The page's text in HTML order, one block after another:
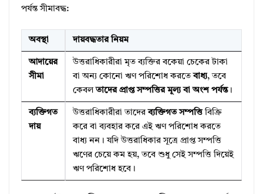
পর্যন্ত সীমাবদ্ধ:
অবস্থা দায়বদ্ধতার নিয়ম
আদায়ের
সীমা
উত্তরাধিকারীরা মৃত ব্যক্তির বকেয়া চেকের টাকা
বা অন্য কোনো ঋণ পরিশোধ করতেবাধ্য, তবে
কেবলতাদের প্রাপ্ত সম্পত্তির মূল্য বা অংশ পর্যন্ত।
ব্যক্তিগত
দায়
উত্তরাধিকারীরা তাদেরব্যক্তিগত সম্পত্তিবিক্রি
করে বা ব্যবহার করে এই ঋণ পরিশোধ করতে
বাধ্য নন। যদি উত্তরাধিকার সূত্রে প্রাপ্ত সম্পত্তি
ঋণের চেয়ে কম হয়, তবে শুধু সেই সম্পত্তি দিয়েই
ঋণ পরিশোধ হবে।